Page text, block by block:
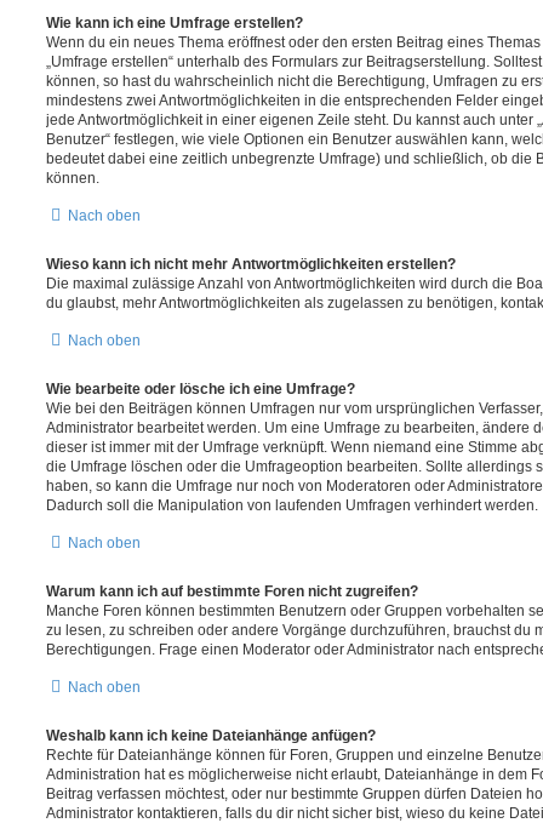
Wie kann ich eine Umfrage erstellen?
Wenn du ein neues Thema eröffnest oder den ersten Beitrag eines
„Umfrage erstellen“ unterhalb des Formulars zur Beitragserstellung.
können, so hast du wahrscheinlich nicht die Berechtigung, Umfragen zu
mindestens zwei Antwortmöglichkeiten in die entsprechenden Felder
jede Antwortmöglichkeit in einer eigenen Zeile steht. Du kannst auch unter
Benutzer“ festlegen, wie viele Optionen ein Benutzer auswählen kann,
bedeutet dabei eine zeitlich unbegrenzte Umfrage) und schließlich, ob die
können.
Nach oben
Wieso kann ich nicht mehr Antwortmöglichkeiten erstellen?
Die maximal zulässige Anzahl von Antwortmöglichkeiten wird durch die
du glaubst, mehr Antwortmöglichkeiten als zugelassen zu benötigen,
Nach oben
Wie bearbeite oder lösche ich eine Umfrage?
Wie bei den Beiträgen können Umfragen nur vom ursprünglichen
Administrator bearbeitet werden. Um eine Umfrage zu bearbeiten, ändere
dieser ist immer mit der Umfrage verknüpft. Wenn niemand eine Stimme
die Umfrage löschen oder die Umfrageoption bearbeiten. Sollte allerdings
haben, so kann die Umfrage nur noch von Moderatoren oder
Dadurch soll die Manipulation von laufenden Umfragen verhindert werden.
Nach oben
Warum kann ich auf bestimmte Foren nicht zugreifen?
Manche Foren können bestimmten Benutzern oder Gruppen vorbehalten
zu lesen, zu schreiben oder andere Vorgänge durchzuführen, brauchst du
Berechtigungen. Frage einen Moderator oder Administrator nach
Nach oben
Weshalb kann ich keine Dateianhänge anfügen?
Rechte für Dateianhänge können für Foren, Gruppen und einzelne
Administration hat es möglicherweise nicht erlaubt, Dateianhänge in dem
Beitrag verfassen möchtest, oder nur bestimmte Gruppen dürfen Dateien
Administrator kontaktieren, falls du dir nicht sicher bist, wieso du keine